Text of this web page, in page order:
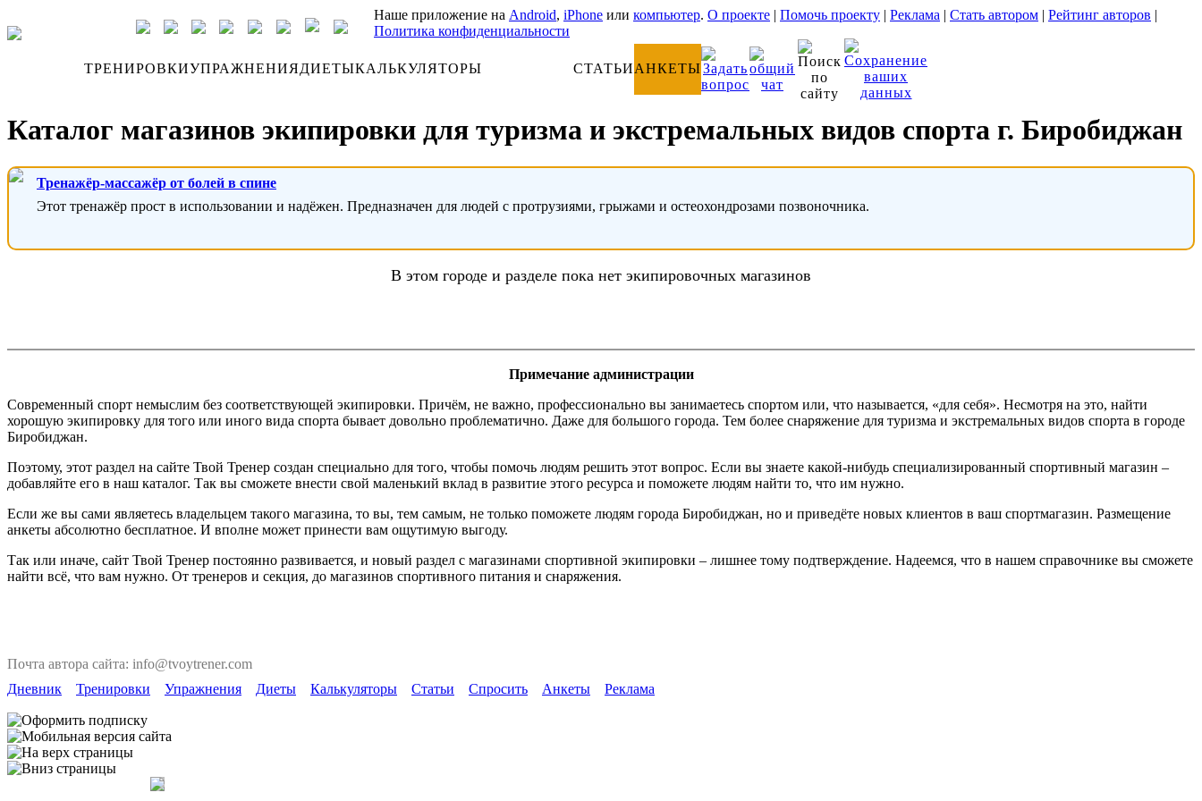
Наше приложение на Android, iPhone или компьютер. О проекте | Помочь проекту | Реклама | Стать автором | Рейтинг авторов |
Политика конфиденциальности
ТРЕНИРОВКИУПРАЖНЕНИЯДИЕТЫКАЛЬКУЛЯТОРЫ СТАТЬИАНКЕТЫ
Каталог магазинов экипировки для туризма и экстремальных видов спорта г. Биробиджан
Тренажёр-массажёр от болей в спине
Этот тренажёр прост в использовании и надёжен. Предназначен для людей с протрузиями, грыжами и остеохондрозами позвоночника.
В этом городе и разделе пока нет экипировочных магазинов
Примечание администрации
Современный спорт немыслим без соответствующей экипировки. Причём, не важно, профессионально вы занимаетесь спортом или, что называется, «для себя». Несмотря на это, найти
хорошую экипировку для того или иного вида спорта бывает довольно проблематично. Даже для большого города. Тем более снаряжение для туризма и экстремальных видов спорта в городе
Биробиджан.
Поэтому, этот раздел на сайте Твой Тренер создан специально для того, чтобы помочь людям решить этот вопрос. Если вы знаете какой-нибудь специализированный спортивный магазин –
добавляйте его в наш каталог. Так вы сможете внести свой маленький вклад в развитие этого ресурса и поможете людям найти то, что им нужно.
Если же вы сами являетесь владельцем такого магазина, то вы, тем самым, не только поможете людям города Биробиджан, но и приведёте новых клиентов в ваш спортмагазин. Размещение
анкеты абсолютно бесплатное. И вполне может принести вам ощутимую выгоду.
Так или иначе, сайт Твой Тренер постоянно развивается, и новый раздел с магазинами спортивной экипировки – лишнее тому подтверждение. Надеемся, что в нашем справочнике вы сможете
найти всё, что вам нужно. От тренеров и секция, до магазинов спортивного питания и снаряжения.
Почта автора сайта: info@tvoytrener.com
Дневник
Тренировки Упражнения Диеты Калькуляторы Статьи Спросить Анкеты Реклама